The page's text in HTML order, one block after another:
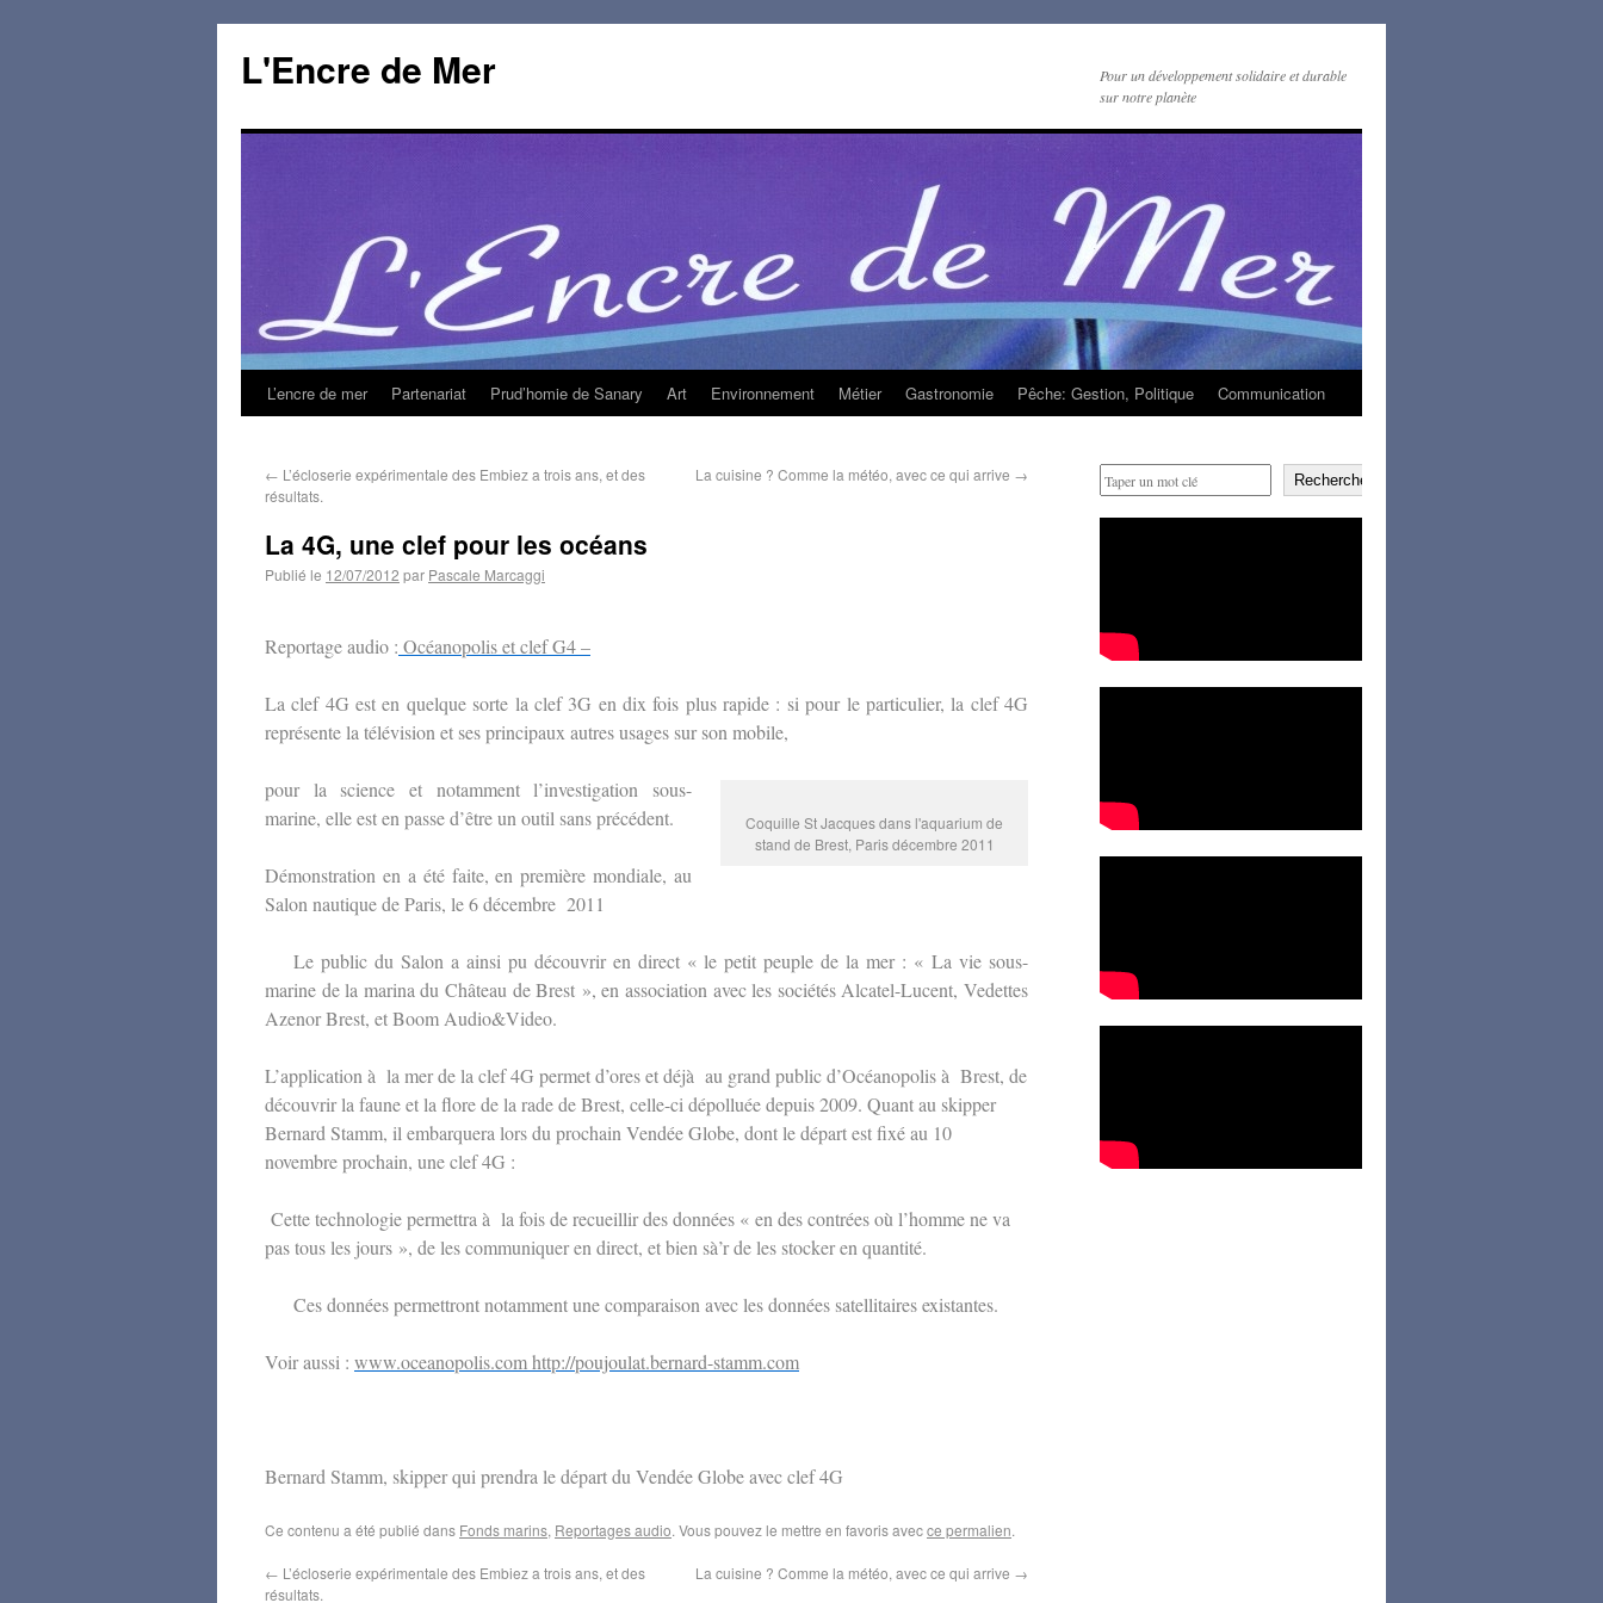
L'Encre de Mer
Pour un développement solidaire et durable
sur notre planète
L’encre de mer Partenariat Prud’homie de Sanary Art Environnement Métier Gastronomie Pêche: Gestion, Politique Communication
← L’écloserie expérimentale des Embiez a trois ans, et des
résultats.
La cuisine ? Comme la météo, avec ce qui arrive →
La 4G, une clef pour les océans
Publié le 12/07/2012 par Pascale Marcaggi
Reportage audio : Océanopolis et clef G4 –
La clef 4G est en quelque sorte la clef 3G en dix fois plus rapide : si pour le particulier, la clef 4G
représente la télévision et ses principaux autres usages sur son mobile,
Coquille St Jacques dans l'aquarium de
stand de Brest, Paris décembre 2011
pour la science et notamment l’investigation sous-
marine, elle est en passe d’être un outil sans précédent.
Démonstration en a été faite, en première mondiale, au
Salon nautique de Paris, le 6 décembre 2011
Le public du Salon a ainsi pu découvrir en direct « le petit peuple de la mer : « La vie sous-
marine de la marina du Château de Brest », en association avec les sociétés Alcatel-Lucent, Vedettes
Azenor Brest, et Boom Audio&Video.
L’application à la mer de la clef 4G permet d’ores et déjà au grand public d’Océanopolis à Brest, de
découvrir la faune et la flore de la rade de Brest, celle-ci dépolluée depuis 2009. Quant au skipper
Bernard Stamm, il embarquera lors du prochain Vendée Globe, dont le départ est fixé au 10
novembre prochain, une clef 4G :
Cette technologie permettra à la fois de recueillir des données « en des contrées où l’homme ne va
pas tous les jours », de les communiquer en direct, et bien sà’r de les stocker en quantité.
Ces données permettront notamment une comparaison avec les données satellitaires existantes.
Voir aussi : www.oceanopolis.comhttp://poujoulat.bernard-stamm.com
Bernard Stamm, skipper qui prendra le départ du Vendée Globe avec clef 4G
Ce contenu a été publié dans Fonds marins, Reportages audio. Vous pouvez le mettre en favoris avecce permalien.
← L’écloserie expérimentale des Embiez a trois ans, et des
résultats.
La cuisine ? Comme la météo, avec ce qui arrive →
Rechercher